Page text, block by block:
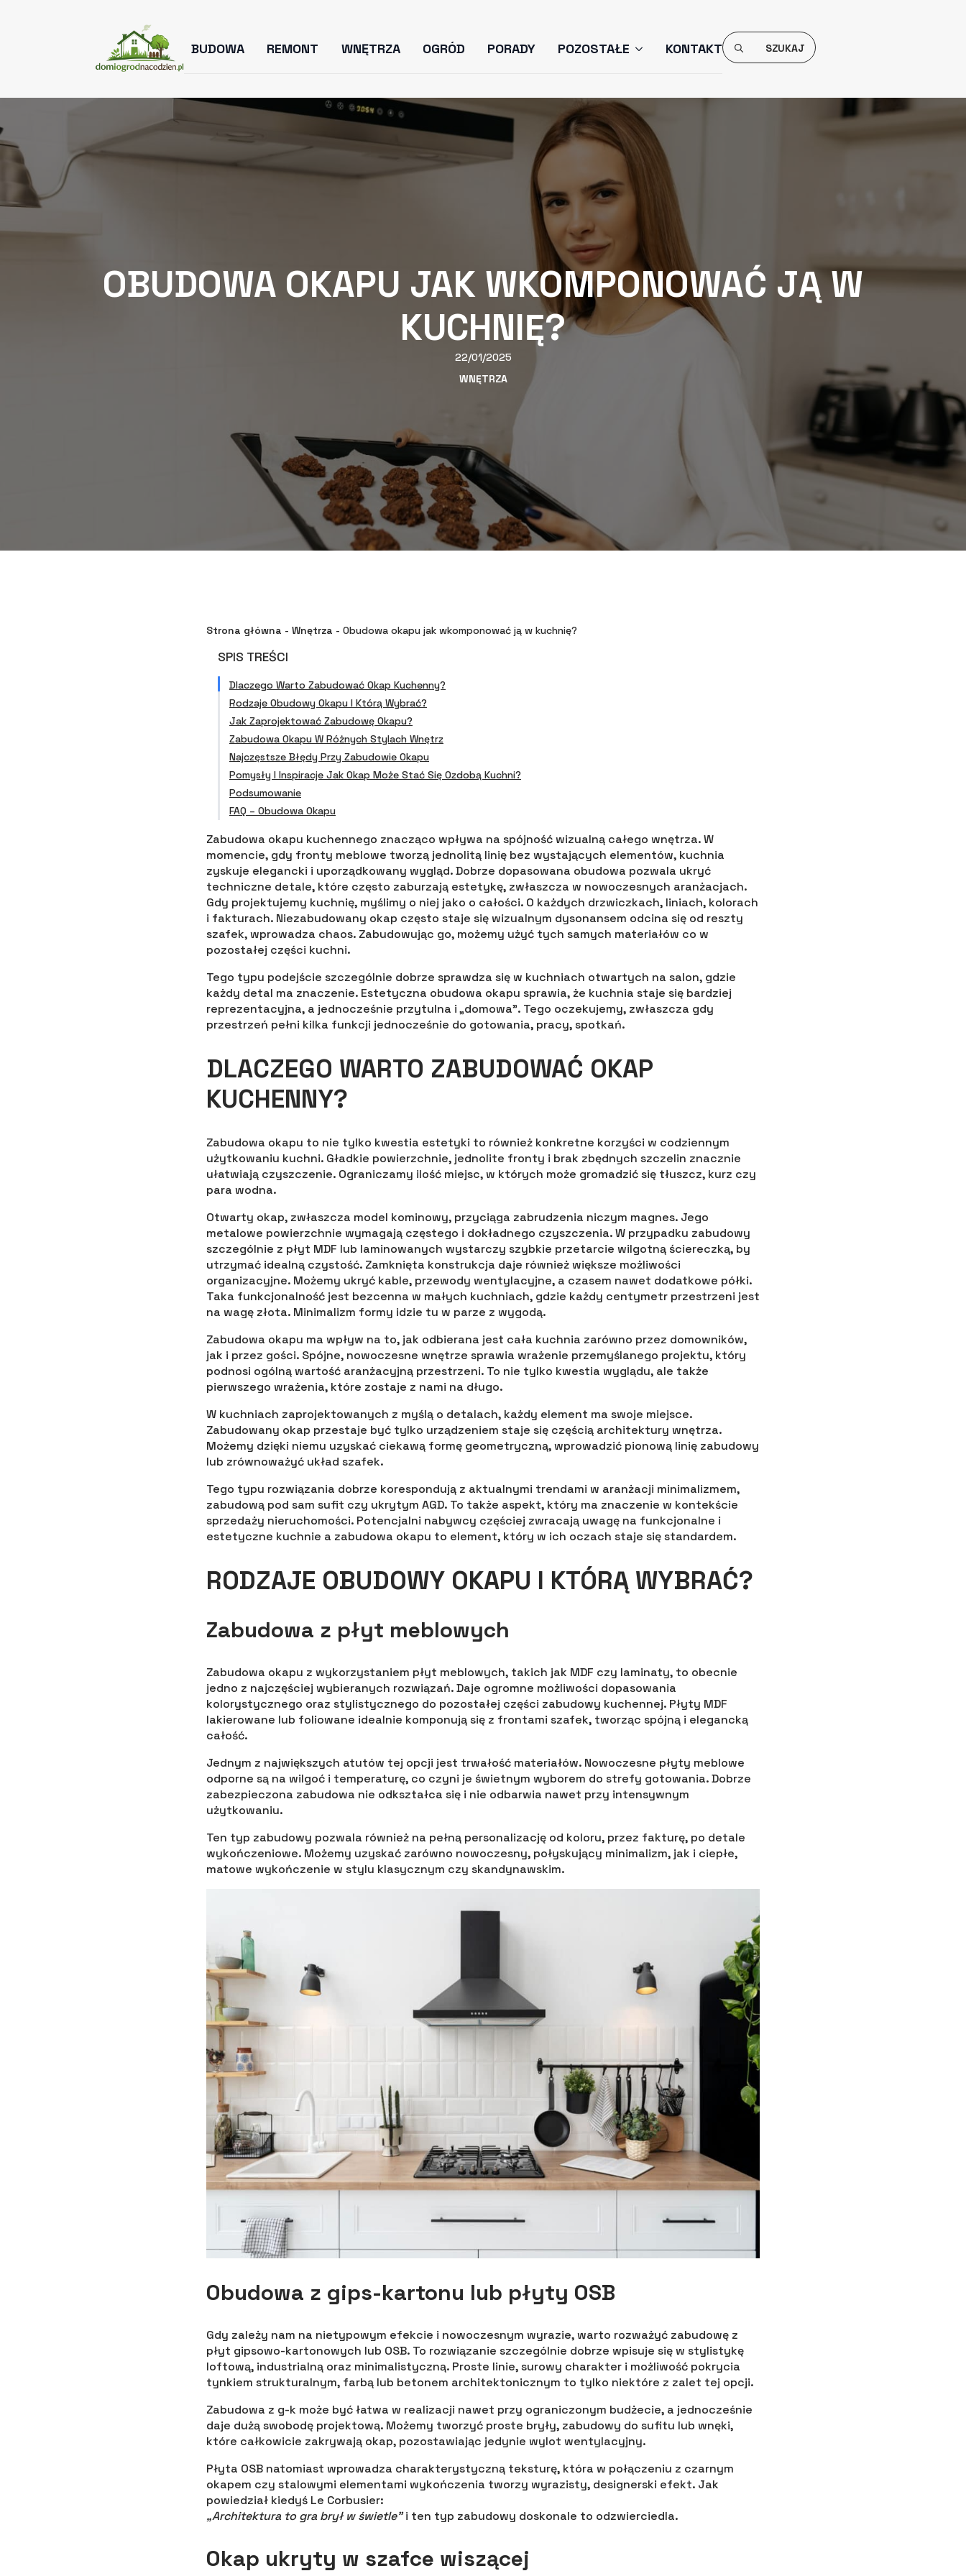
BUDOWA REMONT WNĘTRZA OGRÓD PORADY POZOSTAŁE KONTAKT
Search
For:
OBUDOWA OKAPU JAK WKOMPONOWAĆ JĄ W
KUCHNIĘ?
22/01/2025
WNĘTRZA
Strona główna - Wnętrza - Obudowa okapu jak wkomponować ją w kuchnię?
SPIS TREŚCI
Dlaczego Warto Zabudować Okap Kuchenny?
Rodzaje Obudowy Okapu I Którą Wybrać?
Jak Zaprojektować Zabudowę Okapu?
Zabudowa Okapu W Różnych Stylach Wnętrz
Najczęstsze Błędy Przy Zabudowie Okapu
Pomysły I Inspiracje Jak Okap Może Stać Się Ozdobą Kuchni?
Podsumowanie
FAQ – Obudowa Okapu
Zabudowa okapu kuchennego znacząco wpływa na spójność wizualną całego wnętrza. W
momencie, gdy fronty meblowe tworzą jednolitą linię bez wystających elementów, kuchnia
zyskuje elegancki i uporządkowany wygląd. Dobrze dopasowana obudowa pozwala ukryć
techniczne detale, które często zaburzają estetykę, zwłaszcza w nowoczesnych aranżacjach.
Gdy projektujemy kuchnię, myślimy o niej jako o całości. O każdych drzwiczkach, liniach, kolorach
i fakturach. Niezabudowany okap często staje się wizualnym dysonansem odcina się od reszty
szafek, wprowadza chaos. Zabudowując go, możemy użyć tych samych materiałów co w
pozostałej części kuchni.
Tego typu podejście szczególnie dobrze sprawdza się w kuchniach otwartych na salon, gdzie
każdy detal ma znaczenie. Estetyczna obudowa okapu sprawia, że kuchnia staje się bardziej
reprezentacyjna, a jednocześnie przytulna i „domowa”. Tego oczekujemy, zwłaszcza gdy
przestrzeń pełni kilka funkcji jednocześnie do gotowania, pracy, spotkań.
DLACZEGO WARTO ZABUDOWAĆ OKAP
KUCHENNY?
Zabudowa okapu to nie tylko kwestia estetyki to również konkretne korzyści w codziennym
użytkowaniu kuchni. Gładkie powierzchnie, jednolite fronty i brak zbędnych szczelin znacznie
ułatwiają czyszczenie. Ograniczamy ilość miejsc, w których może gromadzić się tłuszcz, kurz czy
para wodna.
Otwarty okap, zwłaszcza model kominowy, przyciąga zabrudzenia niczym magnes. Jego
metalowe powierzchnie wymagają częstego i dokładnego czyszczenia. W przypadku zabudowy
szczególnie z płyt MDF lub laminowanych wystarczy szybkie przetarcie wilgotną ściereczką, by
utrzymać idealną czystość. Zamknięta konstrukcja daje również większe możliwości
organizacyjne. Możemy ukryć kable, przewody wentylacyjne, a czasem nawet dodatkowe półki.
Taka funkcjonalność jest bezcenna w małych kuchniach, gdzie każdy centymetr przestrzeni jest
na wagę złota. Minimalizm formy idzie tu w parze z wygodą.
Zabudowa okapu ma wpływ na to, jak odbierana jest cała kuchnia zarówno przez domowników,
jak i przez gości. Spójne, nowoczesne wnętrze sprawia wrażenie przemyślanego projektu, który
podnosi ogólną wartość aranżacyjną przestrzeni. To nie tylko kwestia wyglądu, ale także
pierwszego wrażenia, które zostaje z nami na długo.
W kuchniach zaprojektowanych z myślą o detalach, każdy element ma swoje miejsce.
Zabudowany okap przestaje być tylko urządzeniem staje się częścią architektury wnętrza.
Możemy dzięki niemu uzyskać ciekawą formę geometryczną, wprowadzić pionową linię zabudowy
lub zrównoważyć układ szafek.
Tego typu rozwiązania dobrze korespondują z aktualnymi trendami w aranżacji minimalizmem,
zabudową pod sam sufit czy ukrytym AGD. To także aspekt, który ma znaczenie w kontekście
sprzedaży nieruchomości. Potencjalni nabywcy częściej zwracają uwagę na funkcjonalne i
estetyczne kuchnie a zabudowa okapu to element, który w ich oczach staje się standardem.
RODZAJE OBUDOWY OKAPU I KTÓRĄ WYBRAĆ?
Zabudowa z płyt meblowych
Zabudowa okapu z wykorzystaniem płyt meblowych, takich jak MDF czy laminaty, to obecnie
jedno z najczęściej wybieranych rozwiązań. Daje ogromne możliwości dopasowania
kolorystycznego oraz stylistycznego do pozostałej części zabudowy kuchennej. Płyty MDF
lakierowane lub foliowane idealnie komponują się z frontami szafek, tworząc spójną i elegancką
całość.
Jednym z największych atutów tej opcji jest trwałość materiałów. Nowoczesne płyty meblowe
odporne są na wilgoć i temperaturę, co czyni je świetnym wyborem do strefy gotowania. Dobrze
zabezpieczona zabudowa nie odkształca się i nie odbarwia nawet przy intensywnym
użytkowaniu.
Ten typ zabudowy pozwala również na pełną personalizację od koloru, przez fakturę, po detale
wykończeniowe. Możemy uzyskać zarówno nowoczesny, połyskujący minimalizm, jak i ciepłe,
matowe wykończenie w stylu klasycznym czy skandynawskim.
Obudowa z gips-kartonu lub płyty OSB
Gdy zależy nam na nietypowym efekcie i nowoczesnym wyrazie, warto rozważyć zabudowę z
płyt gipsowo-kartonowych lub OSB. To rozwiązanie szczególnie dobrze wpisuje się w stylistykę
loftową, industrialną oraz minimalistyczną. Proste linie, surowy charakter i możliwość pokrycia
tynkiem strukturalnym, farbą lub betonem architektonicznym to tylko niektóre z zalet tej opcji.
Zabudowa z g-k może być łatwa w realizacji nawet przy ograniczonym budżecie, a jednocześnie
daje dużą swobodę projektową. Możemy tworzyć proste bryły, zabudowy do sufitu lub wnęki,
które całkowicie zakrywają okap, pozostawiając jedynie wylot wentylacyjny.
Płyta OSB natomiast wprowadza charakterystyczną teksturę, która w połączeniu z czarnym
okapem czy stalowymi elementami wykończenia tworzy wyrazisty, designerski efekt. Jak
powiedział kiedyś Le Corbusier:
„Architektura to gra brył w świetle”i ten typ zabudowy doskonale to odzwierciedla.
Okap ukryty w szafce wiszącej